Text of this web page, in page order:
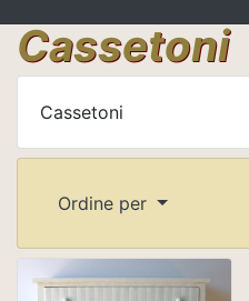
Cassetoni
Cassetoni
Ordine per